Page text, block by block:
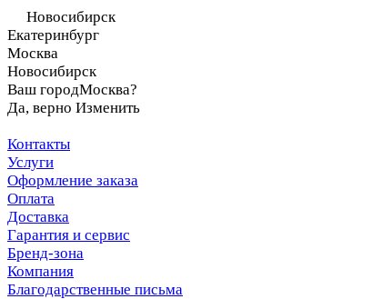
Новосибирск
Екатеринбург
Москва
Новосибирск
Ваш городМосква?
Да, верно Изменить
Контакты
Услуги
Оформление заказа
Оплата
Доставка
Гарантия и сервис
Бренд-зона
Компания
Благодарственные письма